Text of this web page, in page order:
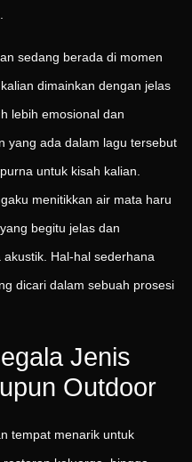
sedang berada di momen
dimainkan dengan jelas
lebih emosional dan
yang ada dalam lagu tersebut
untuk kisah kalian.
menitikkan air mata haru
begitu jelas dan
Hal-hal sederhana
dicari dalam sebuah prosesi
Jenis
Outdoor
tempat menarik untuk